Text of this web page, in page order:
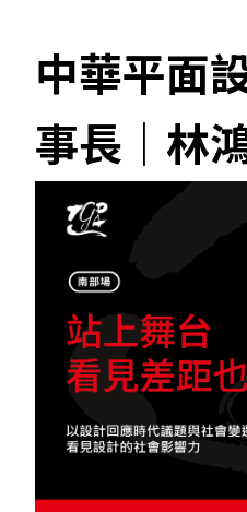
中華平面
事長
林